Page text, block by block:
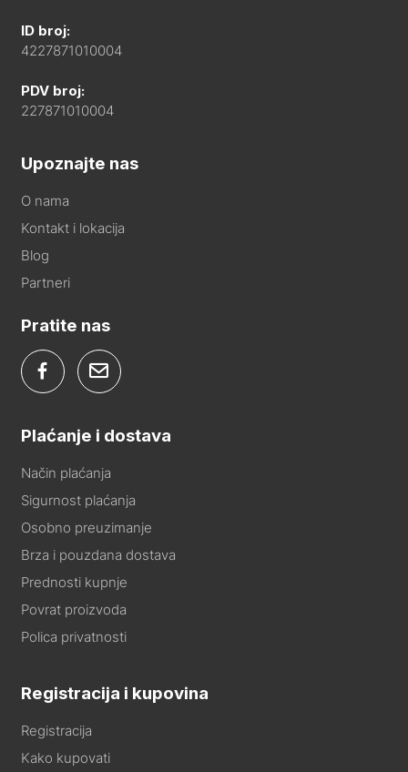
ID broj:
4227871010004
PDV broj:
227871010004
Upoznajte nas
O nama
Kontakt i lokacija
Blog
Partneri
Pratite nas
Plaćanje i dostava
Način plaćanja
Sigurnost plaćanja
Osobno preuzimanje
Brza i pouzdana dostava
Prednosti kupnje
Povrat proizvoda
Polica privatnosti
Registracija i kupovina
Registracija
Kako kupovati